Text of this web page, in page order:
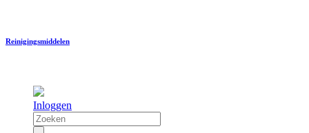
Reinigingsmiddelen
Inloggen